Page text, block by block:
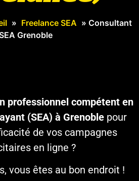
» Freelance SEA » Consultant
Grenoble
professionnel compétent en
(SEA) à Grenoble pour
de vos campagnes
en ligne ?
vous êtes au bon endroit !